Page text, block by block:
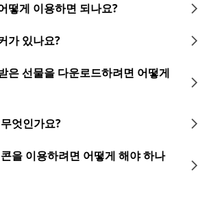
떻게 이용하면 되나요?
가 있나요?
은 선물을 다운로드하려면 어떻게
엇인가요?
을 이용하려면 어떻게 해야 하나